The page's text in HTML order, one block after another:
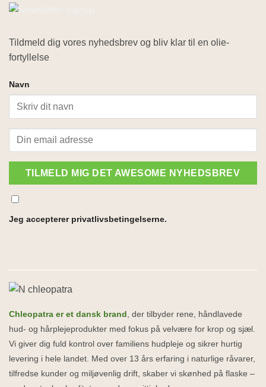
Tildmeld dig vores nyhedsbrev og bliv klar til en olie-
fortyllelse
Navn
TILMELD MIG DET AWESOME NYHEDSBREV
Jeg accepterer privatlivsbetingelserne.
Chleopatra er et dansk brand
, der tilbyder rene, håndlavede
hud- og hårplejeprodukter med fokus på velvære for krop og sjæl.
Vi giver dig fuld kontrol over familiens hudpleje og sikrer hurtig
levering i hele landet. Med over 13 års erfaring i naturlige råvarer,
tilfredse kunder og miljøvenlig drift, skaber vi skønhed på flaske –